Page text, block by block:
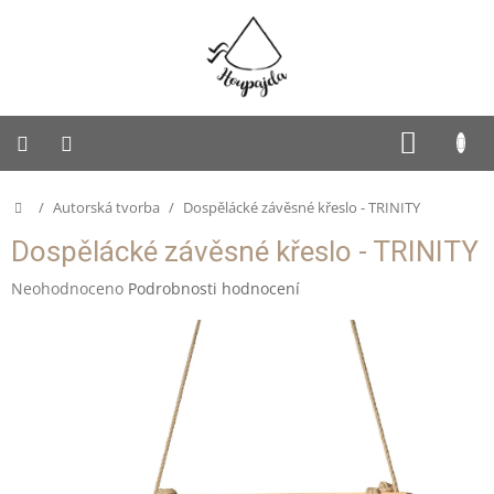
SUKNĚ
Dětská
Houpajda
Dospělácká
Domů
/ Autorská tvorba / Dospělácké závěsné křeslo - TRINITY
Dospělácké závěsné křeslo - TRINITY
Průměrné
Neohodnoceno Podrobnosti hodnocení